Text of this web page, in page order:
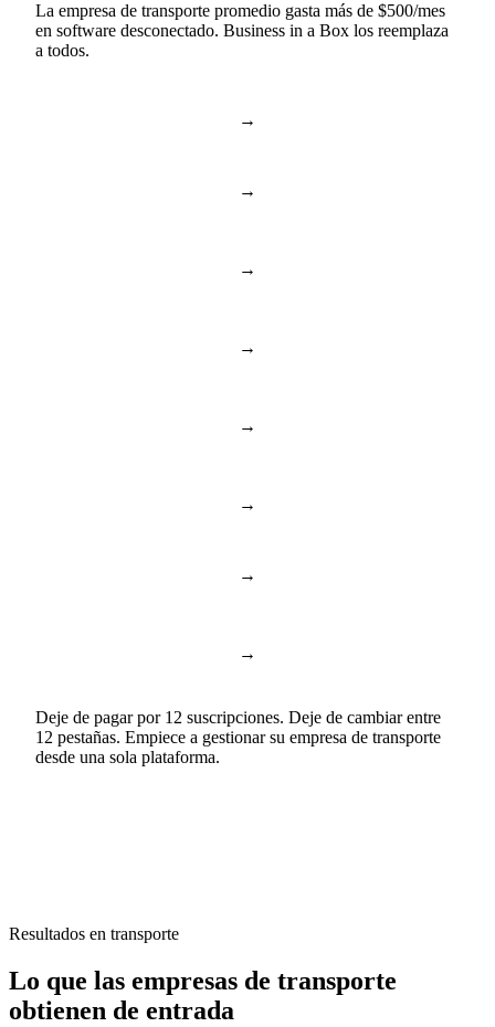
La empresa de transporte promedio gasta más de $500/mes
en software desconectado. Business in a Box los reemplaza
a todos.
→
→
→
→
→
→
→
→
Deje de pagar por 12 suscripciones. Deje de cambiar entre
12 pestañas. Empiece a gestionar su empresa de transporte
desde una sola plataforma.
Resultados en transporte
Lo que las empresas de transporte
obtienen de entrada